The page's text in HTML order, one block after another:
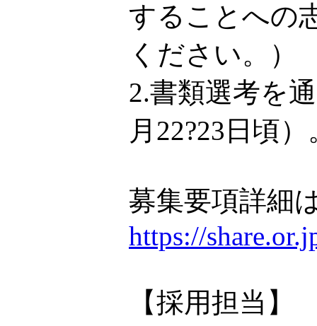
することへの
ください。）
2.書類選考を
月22?23日頃）
募集要項詳細
https://
【採用担当】